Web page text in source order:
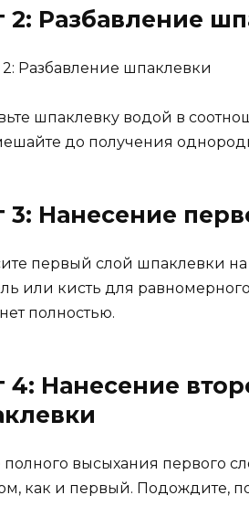
2: Разбавление
шпаклевку водой в
до получения
3: Нанесение
первый слой шпаклевки
или кисть для
полностью.
4: Нанесение
полного высыхания первого
как и первый. Подождите,